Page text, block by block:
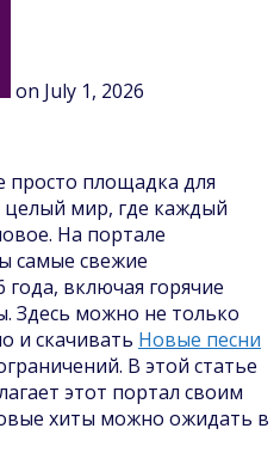
on July 1, 2026
просто площадка для
мир, где каждый
На портале
самые свежие
включая горячие
Здесь можно не только
и скачивать Новые песни
В этой статье
этот портал своим
хиты можно ожидать в